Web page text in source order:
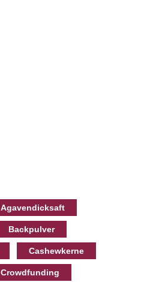
Agavendicksaft
Backpulver
Cashewkerne
Crowdfunding